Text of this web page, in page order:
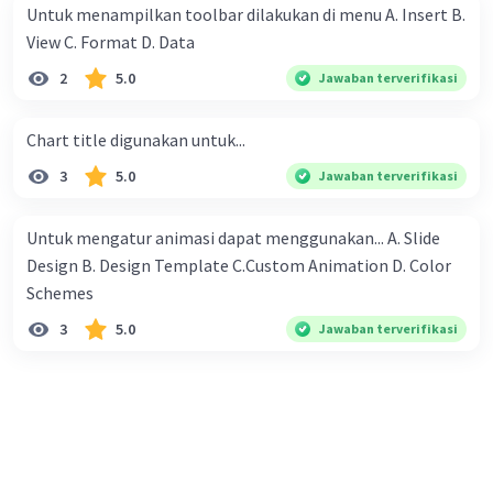
Beri Rating·0.0
ribu rupiah dan seterusnya. Mereka berniat untuk
membantu petani, dan mereka berdua sudah berjanji
mereka juga diam-diam sudah sepakat untuk membagi
sama rata dari yang diperoleh berdua. Pertanyaannya:
Kepada petani yang mana mereka bekerja sehingga
Untuk menampilkan toolbar dilakukan di menu A. Insert B.
View C. Format D. Data
2 5.0 Jawaban terverifikasi
Chart title digunakan untuk...
3 5.0 Jawaban terverifikasi
Untuk mengatur animasi dapat menggunakan... A. Slide
Design B. Design Template C.Custom Animation D. Color
Schemes​
3 5.0 Jawaban terverifikasi